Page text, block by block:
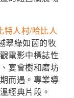
特人村/哈比人
翠綠如茵的牧
電影中標誌性
宴會樹和磨坊
而遇。專業導
經典片段。